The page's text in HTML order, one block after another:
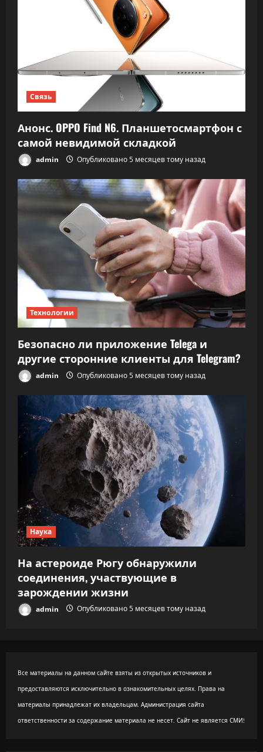
Связь
Анонс. OPPO Find N6. Планшетосмартфон с
самой невидимой складкой
admin Опубликовано 5 месяцев тому назад
Технологии
Безопасно ли приложение Telega и
другие сторонние клиенты для Telegram?
admin Опубликовано 5 месяцев тому назад
Наука
На астероиде Рюгу обнаружили
соединения, участвующие в
зарождении жизни
admin Опубликовано 5 месяцев тому назад
Все материалы на данном сайте взяты из открытых источников и
предоставляются исключительно в ознакомительных целях. Права на
материалы принадлежат их владельцам. Администрация сайта
ответственности за содержание материала не несет. Сайт не является СМИ!